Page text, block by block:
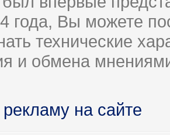
года, Вы можете
технические
и обмена
на сайте